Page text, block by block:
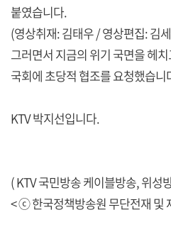
붙였습니다.
(영상취재: 김태우 / 영상편집: 김
그러면서 지금의 위기 국면을 헤
국회에 초당적 협조를 요청했습니
KTV 박지선입니다.
( KTV 국민방송 케이블방송, 위성
< ⓒ 한국정책방송원 무단전재 및